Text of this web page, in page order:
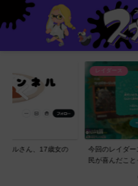
ネルさん、17歳女の
レイダース
今回のレイダ
民が喜んだこと